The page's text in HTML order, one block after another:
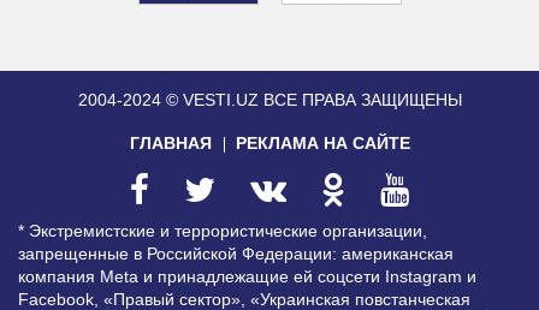
2004-2024 © VESTI.UZ ВСЕ ПРАВА ЗАЩИЩЕНЫ
ГЛАВНАЯ РЕКЛАМА НА САЙТЕ
* Экстремистские и террористические организации,
запрещенные в Российской Федерации: американская
компания Meta и принадлежащие ей соцсети Instagram и
Facebook, «Правый сектор», «Украинская повстанческая